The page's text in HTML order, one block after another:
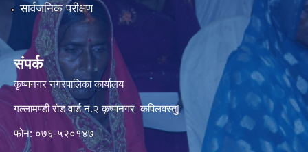
सार्वजनिक परीक्षण
संपर्क
कृष्णनगर नगरपालिका कार्यालय
गल्लामण्डी रोड वार्ड न.२ कृष्णनगर कपिलवस्तु|
फोन: ०७६-५२०१४७